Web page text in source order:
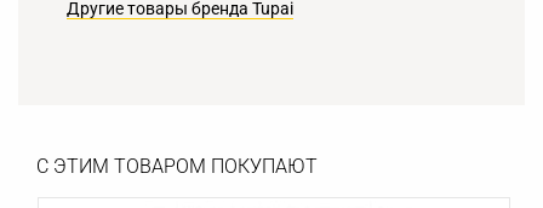
Другие товары бренда Tupai
С ЭТИМ ТОВАРОМ ПОКУПАЮТ